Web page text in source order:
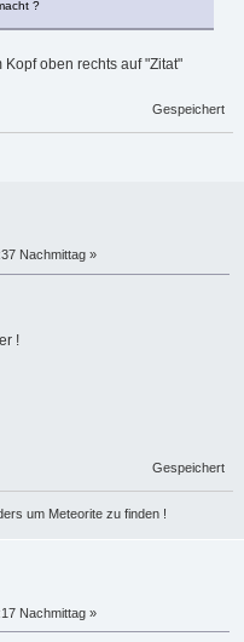
?
oben rechts auf "Zitat"
Gespeichert
Nachmittag »
!
Gespeichert
um Meteorite zu finden !
Nachmittag »